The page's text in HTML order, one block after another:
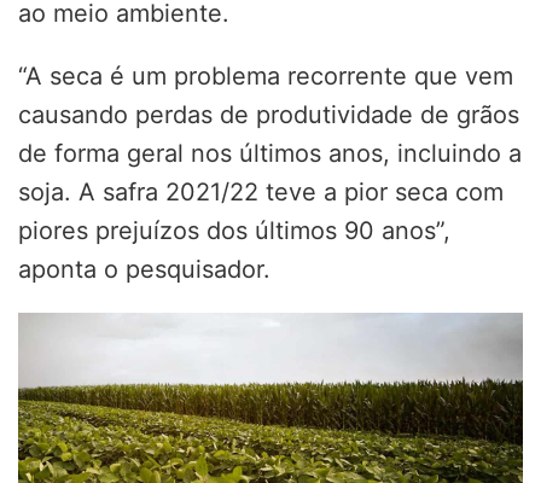
ao meio ambiente.
“A seca é um problema recorrente que vem
causando perdas de produtividade de grãos
de forma geral nos últimos anos, incluindo a
soja. A safra 2021/22 teve a pior seca com
piores prejuízos dos últimos 90 anos”,
aponta o pesquisador.